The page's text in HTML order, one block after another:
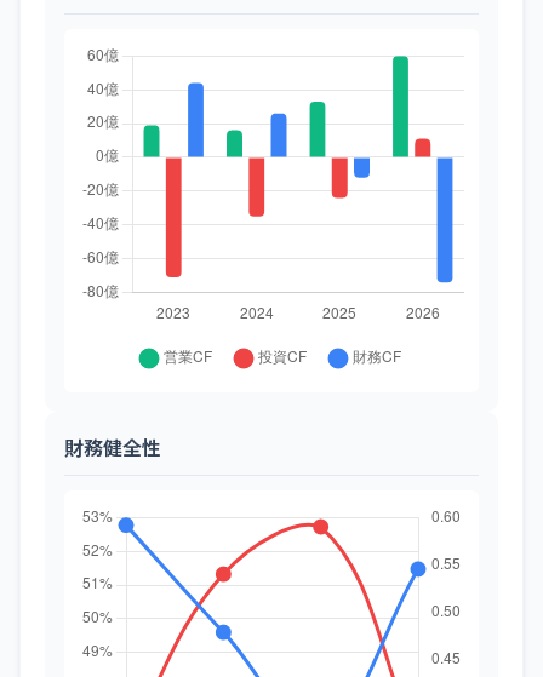
財務健全性